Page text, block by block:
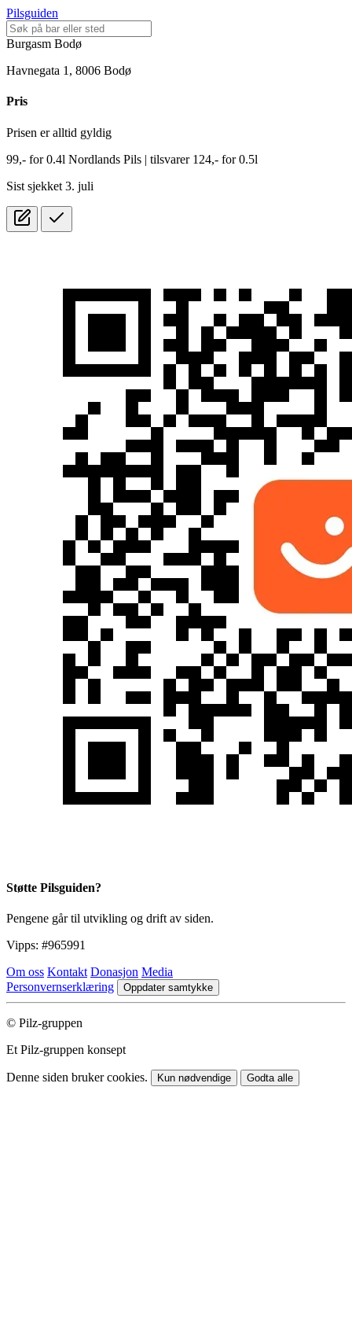
Pilsguiden
Burgasm Bodø
Havnegata 1, 8006 Bodø
Pris
Prisen er alltid gyldig
99,- for0.4l Nordlands Pils | tilsvarer 124,- for 0.5l
Sist sjekket 3. juli
Støtte Pilsguiden?
Pengene går til utvikling og drift av siden.
Vipps: #965991
Om oss Kontakt Donasjon Media
Personvernserklæring
Oppdater samtykke
© Pilz-gruppen
Et Pilz-gruppen konsept
Denne siden bruker cookies. Kun nødvendige Godta alle